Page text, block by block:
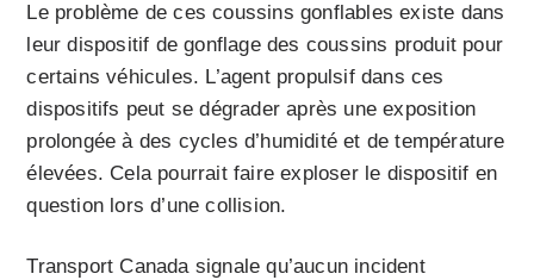
Le problème de ces coussins gonflables existe dans
leur dispositif de gonflage des coussins produit pour
certains véhicules. L’agent propulsif dans ces
dispositifs peut se dégrader après une exposition
prolongée à des cycles d’humidité et de température
élevées. Cela pourrait faire exploser le dispositif en
question lors d’une collision.
Transport Canada signale qu’aucun incident